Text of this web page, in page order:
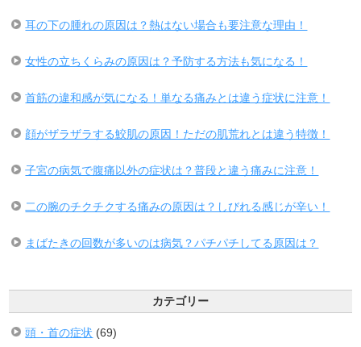
耳の下の腫れの原因は？熱はない場合も要注意な理由！
女性の立ちくらみの原因は？予防する方法も気になる！
首筋の違和感が気になる！単なる痛みとは違う症状に注意！
顔がザラザラする鮫肌の原因！ただの肌荒れとは違う特徴！
子宮の病気で腹痛以外の症状は？普段と違う痛みに注意！
二の腕のチクチクする痛みの原因は？しびれる感じが辛い！
まばたきの回数が多いのは病気？パチパチしてる原因は？
カテゴリー
頭・首の症状 (69)